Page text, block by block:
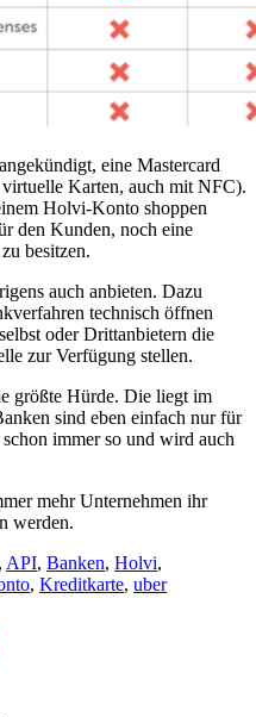
eine Mastercard
Karten, auch mit NFC).
Holvi-Konto shoppen
den Kunden, noch eine
besitzen.
auch anbieten. Dazu
technisch öffnen
oder Drittanbietern die
zur Verfügung stellen.
größte Hürde. Die liegt im
sind eben einfach nur für
immer so und wird auch
mehr Unternehmen ihr
werden.
, API, Banken, Holvi,
, Kreditkarte, uber